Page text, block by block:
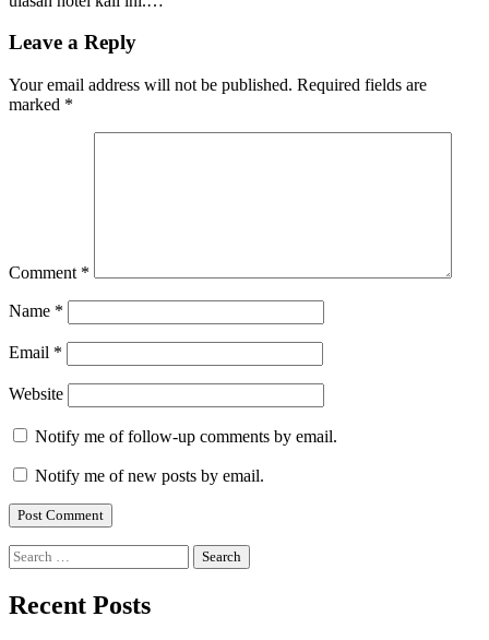
Leave a Reply
Your email address will not be published. Required fields are
marked *
Comment *
Name *
Email *
Website
Notify me of follow-up comments by email.
Notify me of new posts by email.
Search
for:
Recent Posts